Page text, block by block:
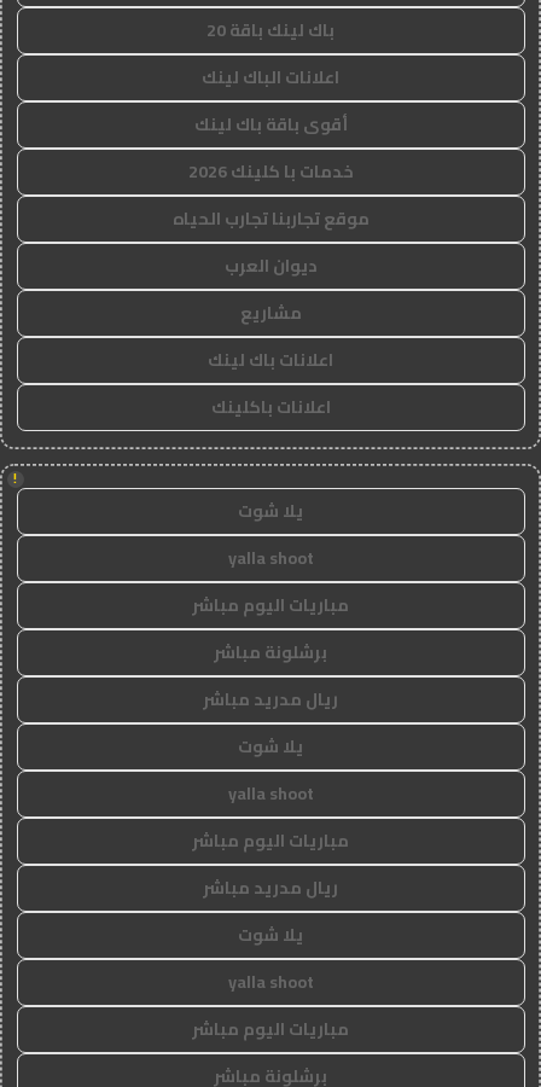
باك لينك باقة 20
اعلانات الباك لينك
أقوى باقة باك لينك
خدمات با كلينك 2026
موقع تجاربنا تجارب الحياه
ديوان العرب
مشاريع
اعلانات باك لينك
اعلانات باكلينك
!
يلا شوت
yalla shoot
مباريات اليوم مباشر
برشلونة مباشر
ريال مدريد مباشر
يلا شوت
yalla shoot
مباريات اليوم مباشر
ريال مدريد مباشر
يلا شوت
yalla shoot
مباريات اليوم مباشر
برشلونة مباشر